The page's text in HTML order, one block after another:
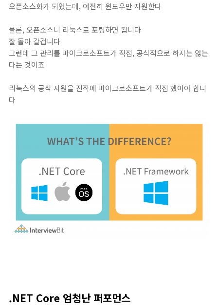
오픈소스화가 되었는데, 여전히 윈도우만 지원한다
물론, 오픈소스니 리눅스로 포팅하면 됩니다
잘 돌아 갈겁니다
그런데 그 관리를 마이크로소프트가 직접, 공식적으로 하지는 않는
다는 것이죠
리눅스의 공식 지원을 진작에 마이크로소프트가 직접 했어야 합니
다
.NET Core 엄청난 퍼포먼스